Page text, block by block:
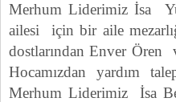
Merhum Liderimiz İsa
ailesi için bir aile
dostlarından Enver Ören
Hocamızdan yardım
Merhum Liderimiz İsa